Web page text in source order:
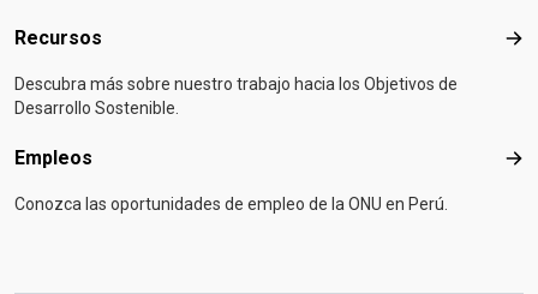
Recursos
Descubra más sobre nuestro trabajo hacia los Objetivos de
Desarrollo Sostenible.
Empleos
Conozca las oportunidades de empleo de la ONU en Perú.